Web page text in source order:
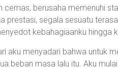
cemas, berusaha memenuhi
prestasi, segala sesuatu
kebahagiaanku hingga
aku menyadari bahwa untuk
beban masa lalu itu. Aku